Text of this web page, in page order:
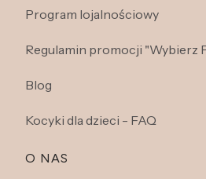
Program lojalnościowy
Regulamin promocji "Wybierz
Blog
Kocyki dla dzieci - FAQ
O NAS